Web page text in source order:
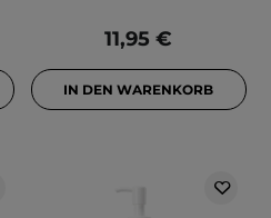
11,95 €
IN DEN WARENKORB